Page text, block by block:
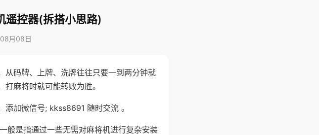
遥控器(拆搭小思路)
月08日
从码牌、上牌、洗牌往往只要一到两分钟就
麻将时就可能转败为胜。
加微信号; kkss8691 随时交流 。
般是指通过一些无需对麻将机进行复杂安装